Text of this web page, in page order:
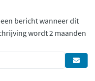
bericht wanneer dit
wordt 2 maanden